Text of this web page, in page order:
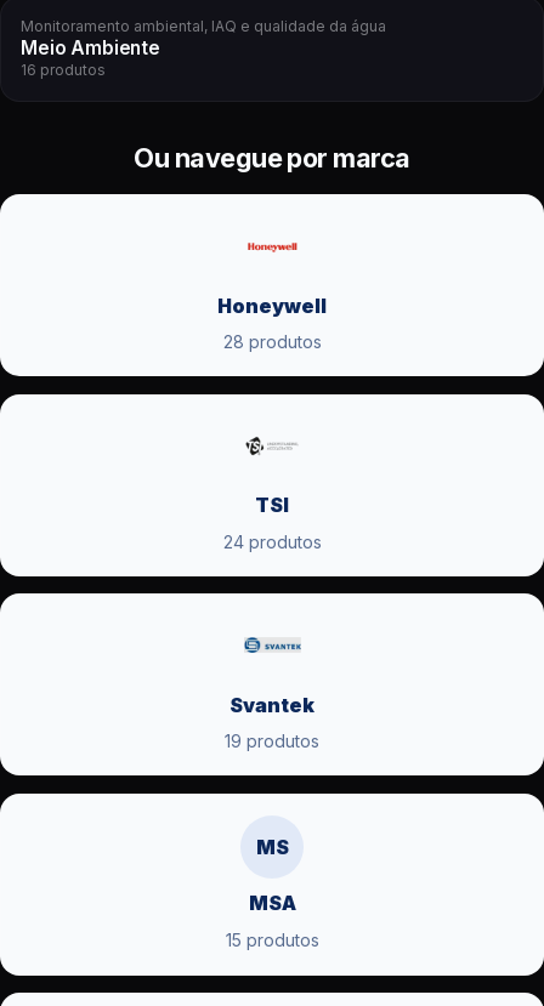
Monitoramento ambiental, IAQ e qualidade da água
Meio Ambiente
16 produtos
Ou navegue por marca
Honeywell
28 produtos
TSI
24 produtos
Svantek
19 produtos
MS
MSA
15 produtos